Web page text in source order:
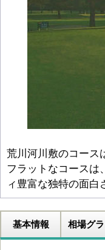
荒川河川敷のコース
フラットなコースは
ィ豊富な独特の面白
基本情報 相場グ